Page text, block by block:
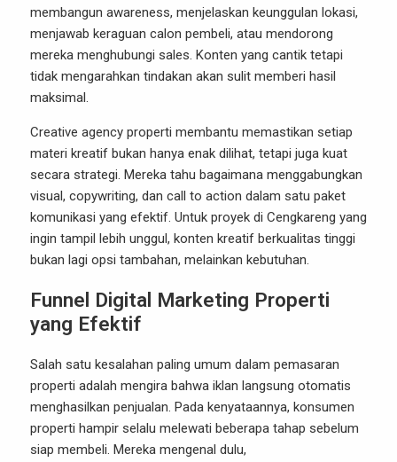
membangun awareness, menjelaskan keunggulan lokasi,
menjawab keraguan calon pembeli, atau mendorong
mereka menghubungi sales. Konten yang cantik tetapi
tidak mengarahkan tindakan akan sulit memberi hasil
maksimal.
Creative agency properti membantu memastikan setiap
materi kreatif bukan hanya enak dilihat, tetapi juga kuat
secara strategi. Mereka tahu bagaimana menggabungkan
visual, copywriting, dan call to action dalam satu paket
komunikasi yang efektif. Untuk proyek di Cengkareng yang
ingin tampil lebih unggul, konten kreatif berkualitas tinggi
bukan lagi opsi tambahan, melainkan kebutuhan.
Funnel Digital Marketing Properti
yang Efektif
Salah satu kesalahan paling umum dalam pemasaran
properti adalah mengira bahwa iklan langsung otomatis
menghasilkan penjualan. Pada kenyataannya, konsumen
properti hampir selalu melewati beberapa tahap sebelum
siap membeli. Mereka mengenal dulu,